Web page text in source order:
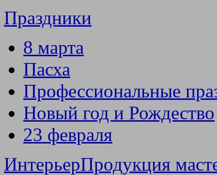
Праздники
8 марта
Пасха
Профессиональные
Новый год и Рождество
23 февраля
ИнтерьерПродукция